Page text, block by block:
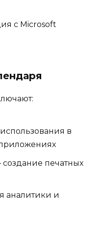
с Microsoft
в
печатных
аналитики и